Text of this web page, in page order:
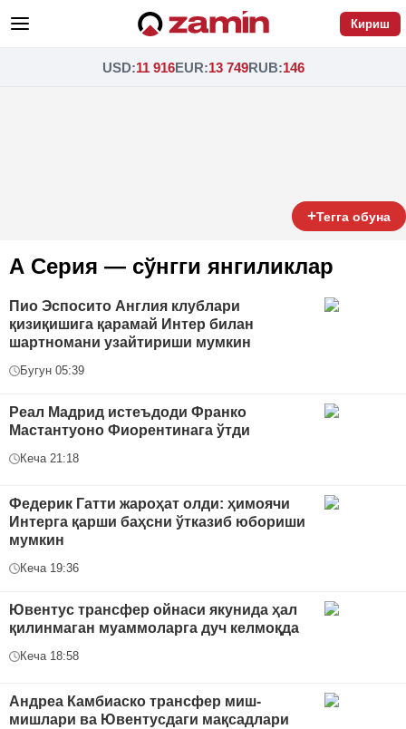
Кириш
USD:11 916EUR:13 749RUB:146
+Тегга обуна
А Серия — сўнгги янгиликлар
Пио Эспосито Англия клублари
қизиқишига қарамай Интер билан
шартномани узайтириши мумкин
Бугун 05:39
Реал Мадрид истеъдоди Франко
Мастантуоно Фиорентинага ўтди
Кеча 21:18
Федерик Гатти жароҳат олди: ҳимоячи
Интерга қарши баҳсни ўтказиб юбориши
мумкин
Кеча 19:36
Ювентус трансфер ойнаси якунида ҳал
қилинмаган муаммоларга дуч келмоқда
Кеча 18:58
Андреа Камбиаско трансфер миш-
мишлари ва Ювентусдаги мақсадлари